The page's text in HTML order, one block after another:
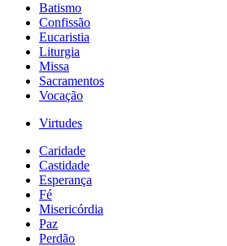
Batismo
Confissão
Eucaristia
Liturgia
Missa
Sacramentos
Vocação
Virtudes
Caridade
Castidade
Esperança
Fé
Misericórdia
Paz
Perdão